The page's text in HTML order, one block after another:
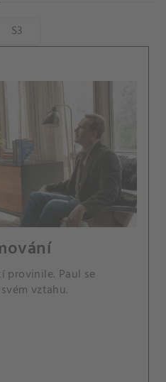
S3
provinile. Paul se
vztahu.